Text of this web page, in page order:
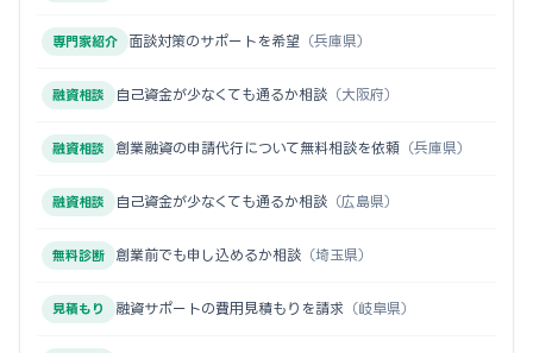
専門家紹介 面談対策のサポートを希望 （兵庫県）
融資相談 自己資金が少なくても通るか相談 （大阪府）
融資相談 創業融資の申請代行について無料相談を依頼 （兵庫県）
融資相談 自己資金が少なくても通るか相談 （広島県）
無料診断 創業前でも申し込めるか相談 （埼玉県）
見積もり 融資サポートの費用見積もりを請求 （岐阜県）